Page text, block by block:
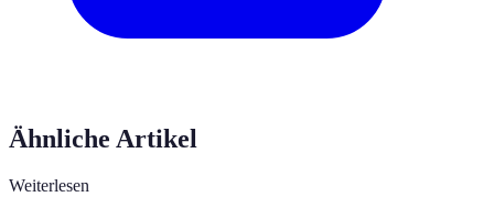
Ähnliche Artikel
Weiterlesen